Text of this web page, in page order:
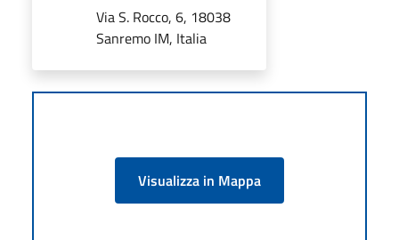
Via S. Rocco, 6, 18038
Sanremo IM, Italia
Visualizza in Mappa